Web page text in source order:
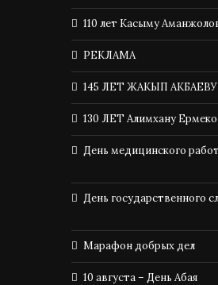
110 лет Касыму
РЕКЛАМА
145 ЛЕТ ЖАКЫП АКБАЕВУ
130 ЛЕТ Алимхану
День медицинского
День государственного
Марафон добрых дел
10 августа – День Абая